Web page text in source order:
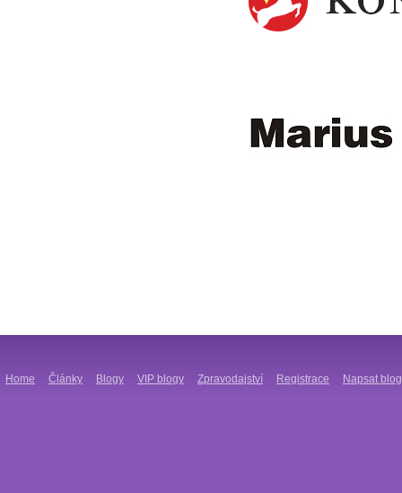
Home Články Blogy VIP blogy Zpravodajství Registrace Napsat blog